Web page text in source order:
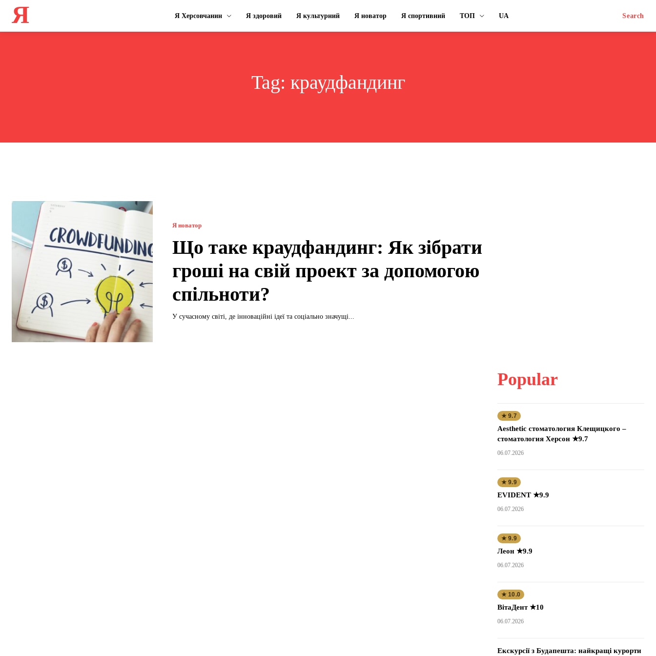
Я Я Херсовчанин Я здоровий Я культурний Я новатор Я спортивний ТОП UA Search
Tag: краудфандинг
Я новатор
Що таке краудфандинг: Як зібрати
гроші на свій проект за допомогою
спільноти?
У сучасному світі, де інноваційні ідеї та соціально значущі...
Popular
★ 9.7
Aesthetic стоматология Клещицкого –
стоматология Херсон ★9.7
06.07.2026
★ 9.9
EVIDENT ★9.9
06.07.2026
★ 9.9
Леон ★9.9
06.07.2026
★ 10.0
ВітаДент ★10
06.07.2026
Екскурсії з Будапешта: найкращі курорти